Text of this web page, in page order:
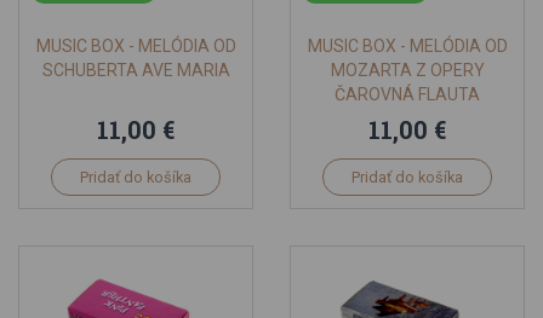
MUSIC BOX - MELÓDIA OD
SCHUBERTA AVE MARIA
11,00 €
Pridať do košíka
MUSIC BOX - MELÓDIA OD
MOZARTA Z OPERY
ČAROVNÁ FLAUTA
11,00 €
Pridať do košíka